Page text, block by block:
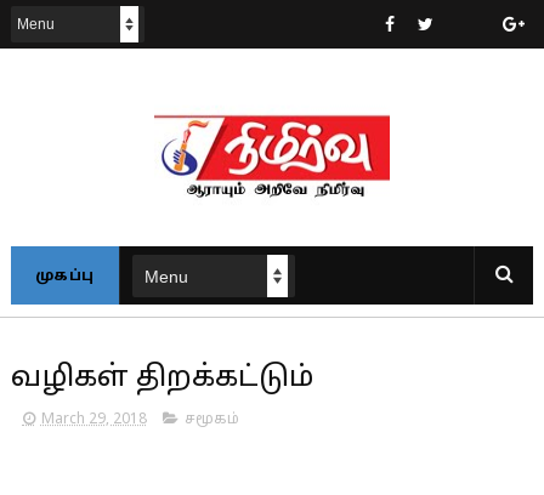
முகப்பு
வழிகள் திறக்கட்டும்
March 29, 2018 சமூகம்